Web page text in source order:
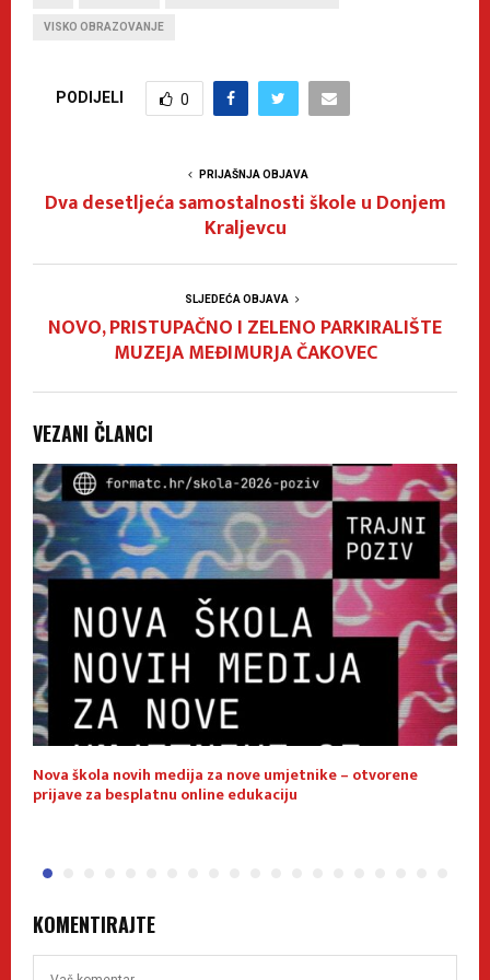
VISKO OBRAZOVANJE
PODIJELI 0
PRIJAŠNJA OBJAVA
Dva desetljeća samostalnosti škole u Donjem
Kraljevcu
SLJEDEĆA OBJAVA
NOVO, PRISTUPAČNO I ZELENO PARKIRALIŠTE
MUZEJA MEĐIMURJA ČAKOVEC
VEZANI ČLANCI
Nova škola novih medija za nove umjetnike – otvorene
prijave za besplatnu online edukaciju
KOMENTIRAJTE